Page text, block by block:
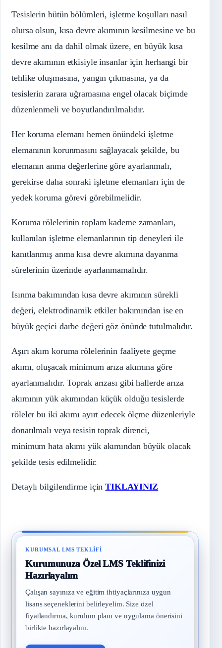
Tesislerin bütün bölümleri, işletme koşulları nasıl
olursa olsun, kısa devre akımının kesilmesine ve bu
kesilme anı da dahil olmak üzere, en büyük kısa
devre akımının etkisiyle insanlar için herhangi bir
tehlike oluşmasına, yangın çıkmasına, ya da
tesislerin zarara uğramasına engel olacak biçimde
düzenlenmeli ve boyutlandırılmalıdır.
Her koruma elemanı hemen önündeki işletme
elemanının korunmasını sağlayacak şekilde, bu
elemanın anma değerlerine göre ayarlanmalı,
gerekirse daha sonraki işletme elemanları için de
yedek koruma görevi görebilmelidir.
Koruma rölelerinin toplam kademe zamanları,
kullanılan işletme elemanlarının tip deneyleri ile
kanıtlanmış anma kısa devre akımına dayanma
sürelerinin üzerinde ayarlanmamalıdır.
Isınma bakımından kısa devre akımının sürekli
değeri, elektrodinamik etkiler bakımından ise en
büyük geçici darbe değeri göz önünde tutulmalıdır.
Aşırı akım koruma rölelerinin faaliyete geçme
akımı, oluşacak minimum arıza akımına göre
ayarlanmalıdır. Toprak arızası gibi hallerde arıza
akımının yük akımından küçük olduğu tesislerde
röleler bu iki akımı ayırt edecek ölçme düzenleriyle
donatılmalı veya tesisin toprak direnci,
minimum hata akımı yük akımından büyük olacak
şekilde tesis edilmelidir.
Detaylı bilgilendirme içinTIKLAYINIZ
KURUMSAL LMS TEKLIFI
Kurumunuza Özel LMS Teklifinizi
Hazırlayalım
Çalışan sayınıza ve eğitim ihtiyaçlarınıza uygun
lisans seçeneklerini belirleyelim. Size özel
fiyatlandırma, kurulum planı ve uygulama önerisini
birlikte hazırlayalım.